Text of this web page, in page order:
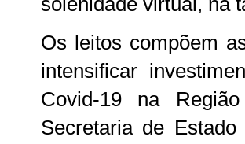
Os leitos compõem
intensificar
Covid-19 na
Secretaria de